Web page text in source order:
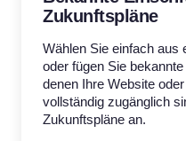
Zukunftspläne
Wählen Sie einfach aus
oder fügen Sie
denen Ihre Website
vollständig zugänglich
Zukunftspläne an.